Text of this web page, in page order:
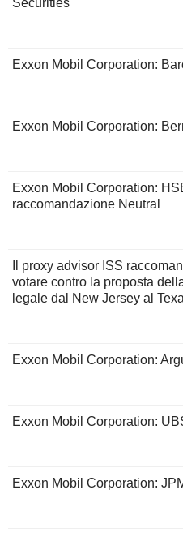
Securities
Exxon Mobil Corporation:
Exxon Mobil Corporation:
Exxon Mobil Corporation:
raccomandazione Neutral
Il proxy advisor ISS
votare contro la proposta
legale dal New Jersey al
Exxon Mobil Corporation:
Exxon Mobil Corporation:
Exxon Mobil Corporation: